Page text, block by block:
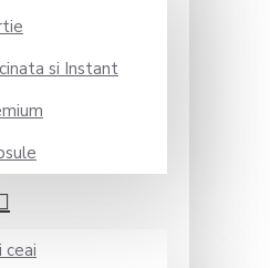
si Instant
ceai